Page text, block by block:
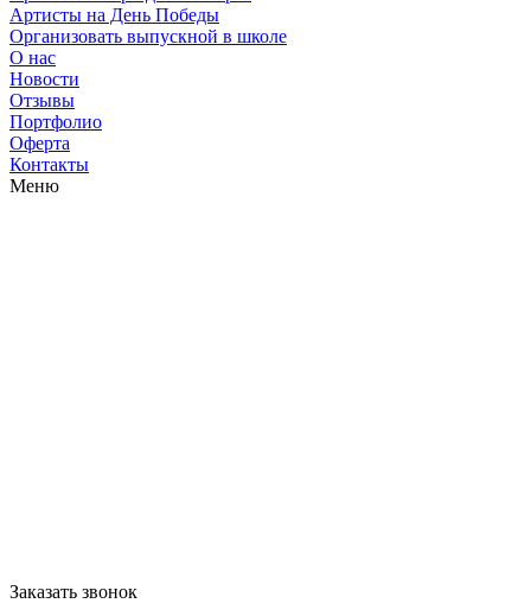
Артисты на День Победы
Организовать выпускной в школе
О нас
Новости
Отзывы
Портфолио
Оферта
Контакты
Меню
Заказать звонок